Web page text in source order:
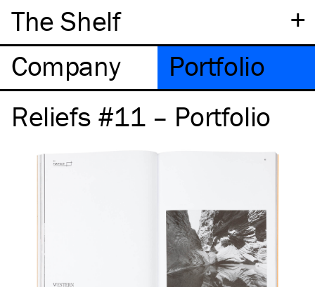
+
The Shelf
Company
Portfolio
Reliefs #11 – Portfolio